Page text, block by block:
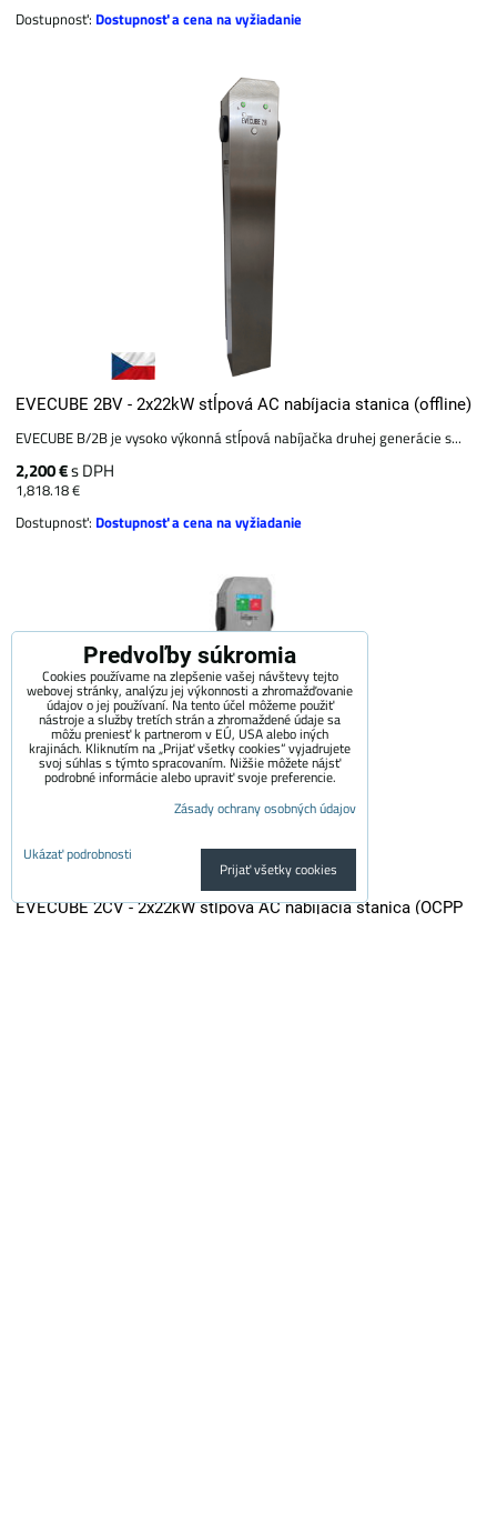
Dostupnosť: Dostupnosť a cena na vyžiadanie
EVECUBE 2BV - 2x22kW stĺpová AC nabíjacia stanica (offline)
EVECUBE B/2B je vysoko výkonná stĺpová nabíjačka druhej generácie s...
2,200 €s DPH
1,818.18 €
Dostupnosť: Dostupnosť a cena na vyžiadanie
EVECUBE 2CV - 2x22kW stĺpová AC nabíjacia stanica (OCPP
Predvoľby súkromia
Cookies používame na zlepšenie vašej návštevy tejto
webovej stránky, analýzu jej výkonnosti a zhromažďovanie
údajov o jej používaní. Na tento účel môžeme použiť
nástroje a služby tretích strán a zhromaždené údaje sa
môžu preniesť k partnerom v EÚ, USA alebo iných
krajinách. Kliknutím na „Prijať všetky cookies“ vyjadrujete
svoj súhlas s týmto spracovaním. Nižšie môžete nájsť
podrobné informácie alebo upraviť svoje preferencie.
Zásady ochrany osobných údajov
Ukázať podrobnosti
Prijať všetky cookies